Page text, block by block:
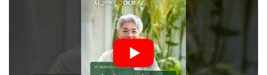
còn tạo ra động lực cho thị trường crypto địa phương khi các
nhà đầu tư đa quốc gia tìm kiếm cơ hội đa dạng. Các yếu tố
như chính sách tài chính Việt Nam, xu hướng đầu tư ESG, và
ổn định thị trường sẽ ảnh hưởng trực tiếp đến lưu lượng vốn
nhập khẩu từ Nhật Bản. Bài cũng nhấn mạnh vai trò của thông
tin thị trường chính xác trong việc giảm rủi ro khi kết nối các